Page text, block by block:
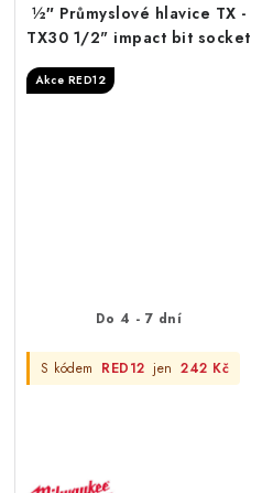
½″ Průmyslové hlavice TX -
TX30 1/2" impact bit socket
Akce RED12
Do 4 - 7 dní
S kódem RED12 jen 242 Kč